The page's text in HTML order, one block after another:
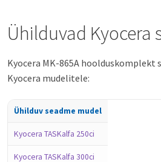
Ühilduvad Kyocera
Kyocera MK-865A hoolduskomplekt
Kyocera mudelitele:
Ühilduv seadme mudel
Kyocera TASKalfa 250ci
Kyocera TASKalfa 300ci